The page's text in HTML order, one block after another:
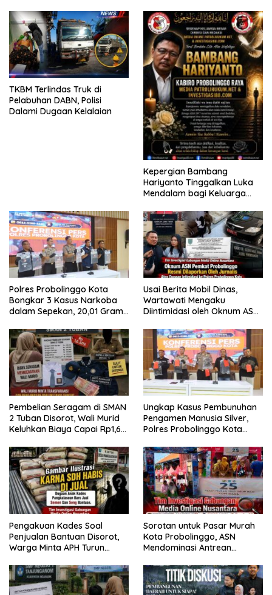
MENGAMUK DI PN MALANG
TKBM Terlindas Truk di
Pelabuhan DABN, Polisi
Dalami Dugaan Kelalaian
Kepergian Bambang
Hariyanto Tinggalkan Luka
Mendalam bagi Keluarga
Polres Probolinggo Kota
Bongkar 3 Kasus Narkoba
dalam Sepekan, 20,01 Gram
Usai Berita Mobil Dinas,
Wartawati Mengaku
Diintimidasi oleh Oknum ASN
Tempuh Jalur Hukum
Pembelian Seragam di SMAN
2 Tuban Disorot, Wali Murid
Keluhkan Biaya Capai Rp1,6
Ungkap Kasus Pembunuhan
Pengamen Manusia Silver,
Polres Probolinggo Kota
Pengakuan Kades Soal
Penjualan Bantuan Disorot,
Warga Minta APH Turun
Sorotan untuk Pasar Murah
Kota Probolinggo, ASN
Mendominasi Antrean